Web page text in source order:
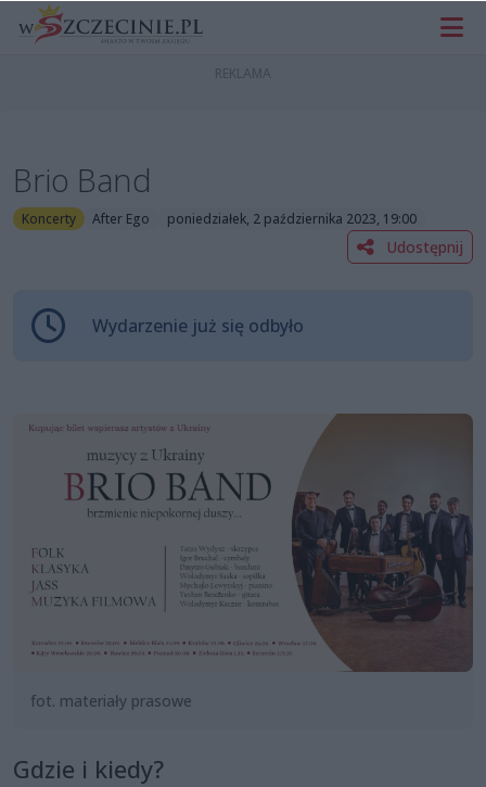
Brio Band
Koncerty After Ego poniedziałek, 2 października 2023, 19:00
Udostępnij
Wydarzenie już się odbyło
fot. materiały prasowe
Gdzie i kiedy?